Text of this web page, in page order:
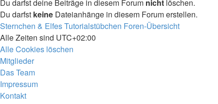
Du darfst deine Beiträge in diesem Forum nicht löschen.
Du darfst keine Dateianhänge in diesem Forum erstellen.
Sternchen & Elfes Tutorialstübchen Foren-Übersicht
Alle Zeiten sind UTC+02:00
Alle Cookies löschen
Mitglieder
Das Team
Impressum
Kontakt